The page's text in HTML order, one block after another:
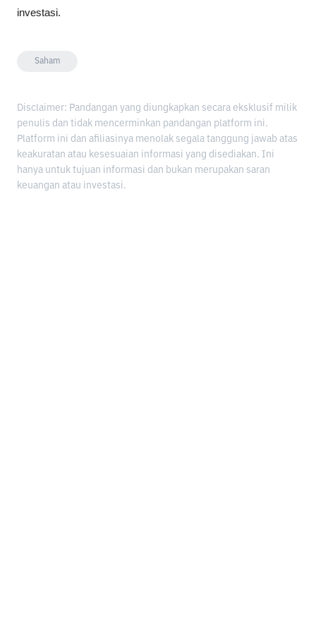
investasi.
Saham
Disclaimer: Pandangan yang diungkapkan secara eksklusif milik
penulis dan tidak mencerminkan pandangan platform ini.
Platform ini dan afiliasinya menolak segala tanggung jawab atas
keakuratan atau kesesuaian informasi yang disediakan. Ini
hanya untuk tujuan informasi dan bukan merupakan saran
keuangan atau investasi.